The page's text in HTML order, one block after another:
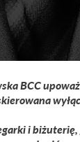
BCC
i